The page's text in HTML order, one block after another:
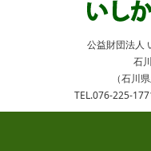
公益財団法人
石
（石川
TEL.076-225-
RSS